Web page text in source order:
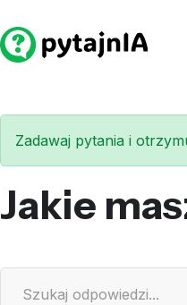
Zadawaj pytania i
Jakie